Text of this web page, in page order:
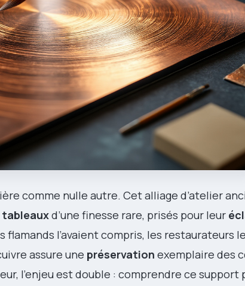
comme nulle autre. Cet alliage d’atelier
tableauxd’une finesse rare, prisés pour leur
flamands l’avaient compris, les restaurateurs
assure une préservation exemplaire des
l’enjeu est double : comprendre ce support